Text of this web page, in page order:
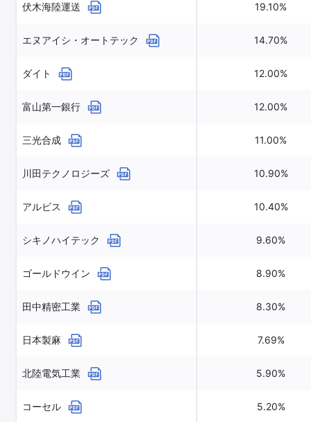
伏木海陸運送 19.10%
エヌアイシ・オートテック 14.70%
ダイト 12.00%
富山第一銀行 12.00%
三光合成 11.00%
川田テクノロジーズ 10.90%
アルビス 10.40%
シキノハイテック 9.60%
ゴールドウイン 8.90%
田中精密工業 8.30%
日本製麻 7.69%
北陸電気工業 5.90%
コーセル 5.20%